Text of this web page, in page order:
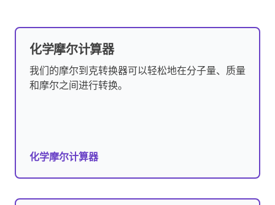
化学摩尔计算器
我们的摩尔到克转换器可以轻松地在分子量、质量
和摩尔之间进行转换。
化学摩尔计算器